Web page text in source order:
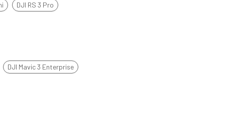
DJI RS 3 Pro
DJI Mavic 3 Enterprise